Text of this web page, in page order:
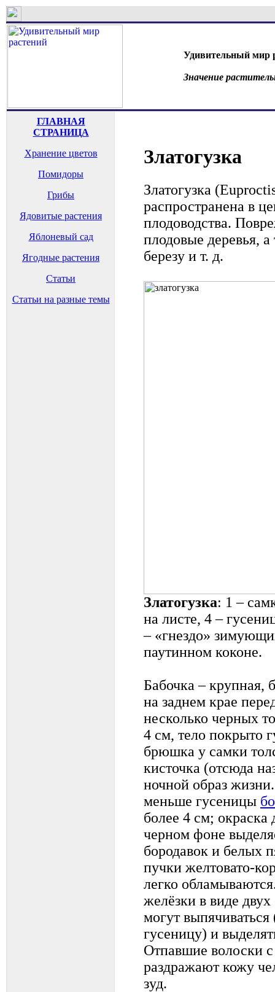
Удивительный мир
Значение
ГЛАВНАЯ
СТРАНИЦА
Хранение цветов
Помидоры
Грибы
Ядовитые растения
Яблоневый сад
Ягодные растения
Статьи
Статьи на разные темы
Златогузка
Златогузка
распространена в
плодоводства.
плодовые деревья,
березу и т. д.
Златогузка: 1 –
на листе, 4 –
– «гнездо»
паутинном коконе.
Бабочка – крупная,
на заднем крае
несколько черных
4 см, тело покрыто
брюшка у самки
кисточка (отсюда
ночной образ
меньше гусеницы
более 4 см; окраска
черном фоне
бородавок и белых
пучки желтовато-
легко
желёзки в виде
могут
гусеницу) и
Отпавшие волоски
раздражают кожу
зуд.